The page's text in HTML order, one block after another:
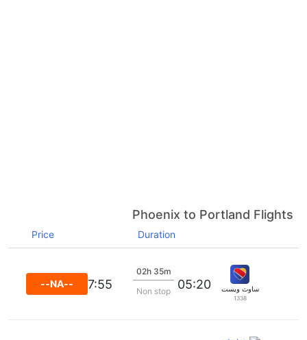
Phoenix to Portland Flights
Duration
Price
ساوث ويست
1338
05:20
02h 35m
Non stop
07:55
--NA--